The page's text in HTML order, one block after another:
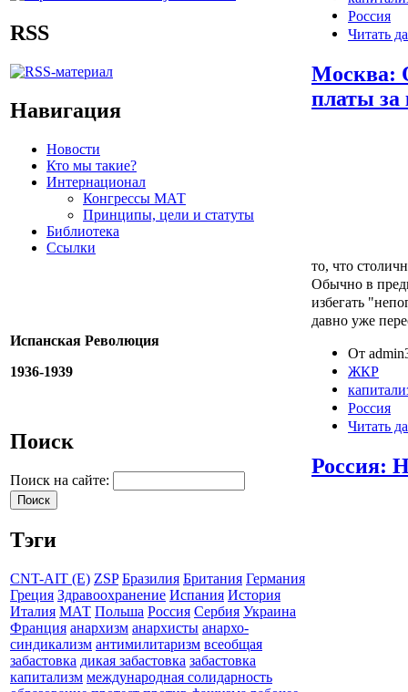
RSS
Навигация
Новости
Кто мы такие?
Интернационал
Конгрессы МАТ
Принципы, цели и статуты
Библиотека
Ссылки
Испанская Революция
1936-1939
Поиск
Поиск на сайте:
Тэги
CNT-AIT (E) ZSP Бразилия Британия Германия
Греция Здравоохранение Испания История
Италия МАТ Польша Россия Сербия Украина
Франция анархизм анархисты анархо-
синдикализм антимилитаризм всеобщая
забастовка дикая забастовка забастовка
капитализм международная солидарность
Россия
Читать
Москва:
платы за
то, что
Обычно в
избегать
давно уже
От
ЖКР
Россия
Читать
Россия: